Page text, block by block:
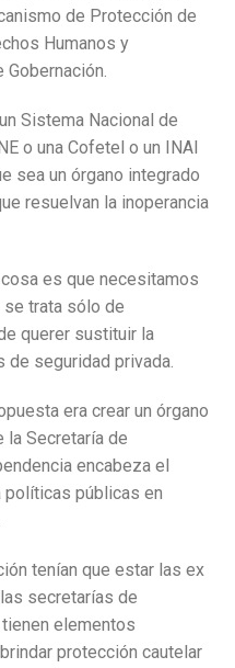
de Protección de
Humanos y
Sistema Nacional de
o una Cofetel o un INAI
sea un órgano integrado
resuelvan la inoperancia
es que necesitamos
se trata sólo de
querer sustituir la
de seguridad privada.
era crear un órgano
la Secretaría de
encabeza el
públicas en
tenían que estar las ex
secretarías de
elementos
protección cautelar